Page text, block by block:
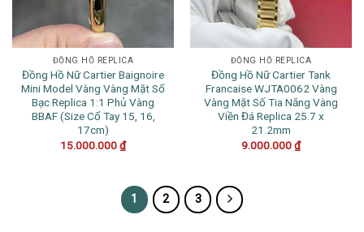
ĐỒNG HỒ REPLICA
Đồng Hồ Nữ Cartier Baignoire
Mini Model Vàng Vàng Mặt Số
Bạc Replica 1:1 Phủ Vàng
BBAF (Size Cổ Tay 15, 16,
17cm)
15.000.000₫
ĐỒNG HỒ REPLICA
Đồng Hồ Nữ Cartier Tank
Francaise WJTA0062 Vàng
Vàng Mặt Số Tia Nắng Vàng
Viền Đá Replica 25.7 x
21.2mm
9.000.000₫
1 2 3